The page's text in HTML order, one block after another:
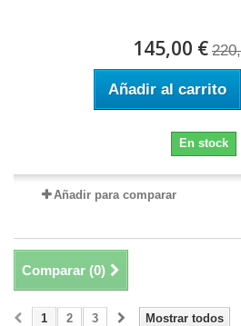
145,00 €
Añadir al carrito
En stock
Añadir para comparar
Comparar (0)
Mostrar todos
1 2 3